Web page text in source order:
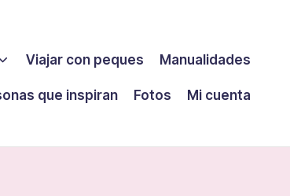
Viajar con peques Manualidades
que inspiran Fotos
Mi cuenta